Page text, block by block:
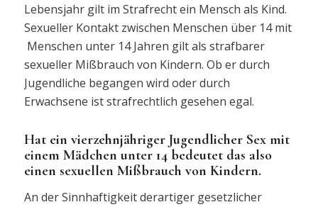
Lebensjahr gilt im Strafrecht ein Mensch als Kind.
Sexueller Kontakt zwischen Menschen über 14 mit
Menschen unter 14 Jahren gilt als strafbarer
sexueller Mißbrauch von Kindern. Ob er durch
Jugendliche begangen wird oder durch
Erwachsene ist strafrechtlich gesehen egal.
Hat ein vierzehnjähriger Jugendlicher Sex mit
einem Mädchen unter 14 bedeutet das also
einen sexuellen Mißbrauch von Kindern.
An der Sinnhaftigkeit derartiger gesetzlicher